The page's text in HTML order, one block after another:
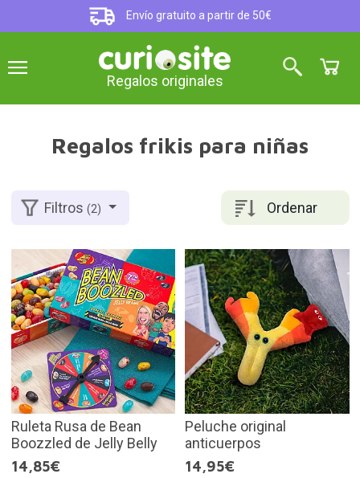
Envío gratuito a partir de 50€
Regalos originales
Regalos frikis para niñas
Ordenar
Filtros(2)
Ruleta Rusa de Bean
Boozzled de Jelly Belly
14,85€
Peluche original
anticuerpos
14,95€